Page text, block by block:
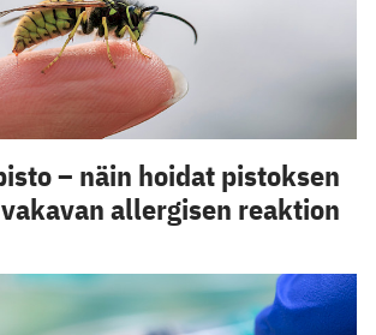
– näin hoidat pistoksen
allergisen reaktion